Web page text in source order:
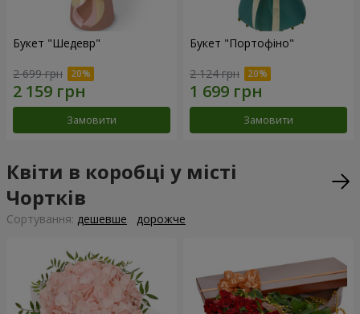
Букет "Шедевр"
2 699 грн
Замовити
Букет "Портофіно"
2 124 грн
Замовити
Квіти в коробці у місті
Чортків
Сортування: дешевше дорожче